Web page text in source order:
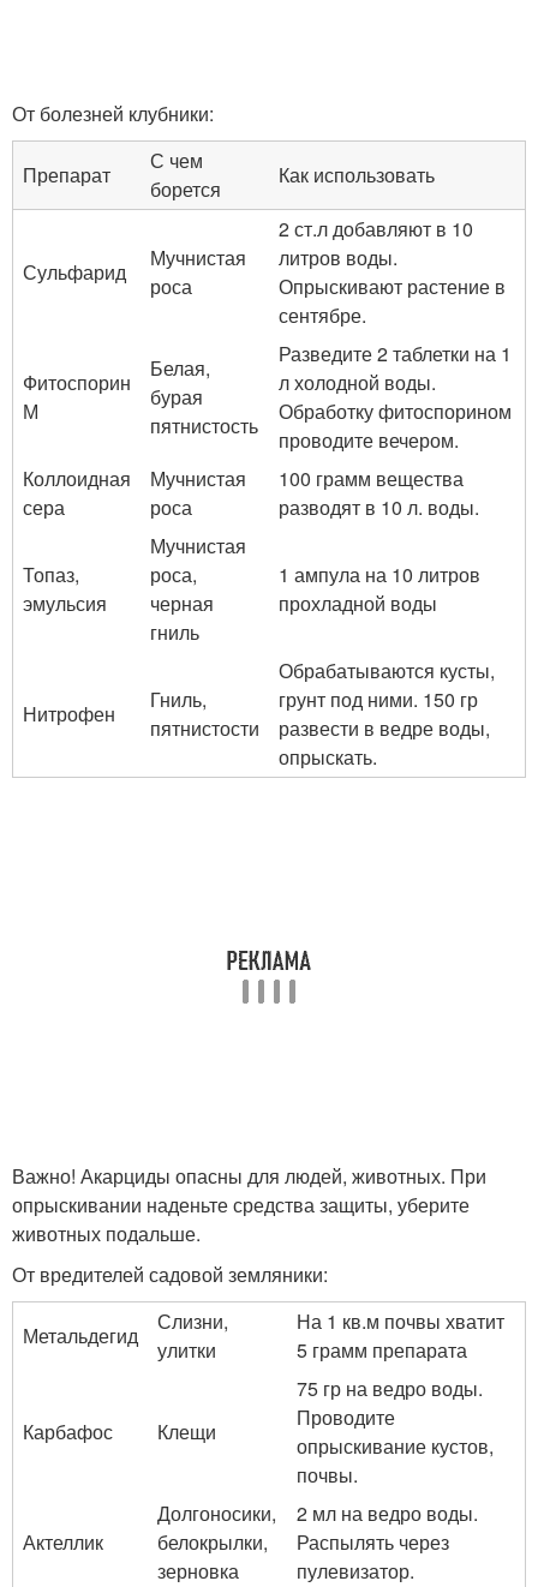
От болезней клубники:
Препарат
С чем
борется
Как использовать
Сульфарид
Мучнистая
роса
2 ст.л добавляют в 10
литров воды.
Опрыскивают растение в
сентябре.
Фитоспорин
М
Белая,
бурая
пятнистость
Разведите 2 таблетки на 1
л холодной воды.
Обработку фитоспорином
проводите вечером.
Коллоидная
сера
Мучнистая
роса
100 грамм вещества
разводят в 10 л. воды.
Топаз,
эмульсия
Мучнистая
роса,
черная
гниль
1 ампула на 10 литров
прохладной воды
Нитрофен
Гниль,
пятнистости
Обрабатываются кусты,
грунт под ними. 150 гр
развести в ведре воды,
опрыскать.
Важно! Акарциды опасны для людей, животных. При
опрыскивании наденьте средства защиты, уберите
животных подальше.
От вредителей садовой земляники:
Метальдегид
Слизни,
улитки
На 1 кв.м почвы хватит
5 грамм препарата
Карбафос Клещи
75 гр на ведро воды.
Проводите
опрыскивание кустов,
почвы.
Актеллик
Долгоносики,
белокрылки,
зерновка
2 мл на ведро воды.
Распылять через
пулевизатор.